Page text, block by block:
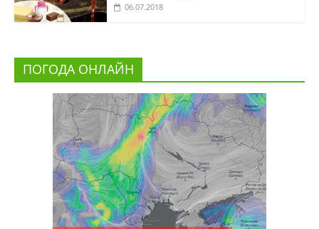
06.07.2018
ПОГОДА ОНЛАЙН